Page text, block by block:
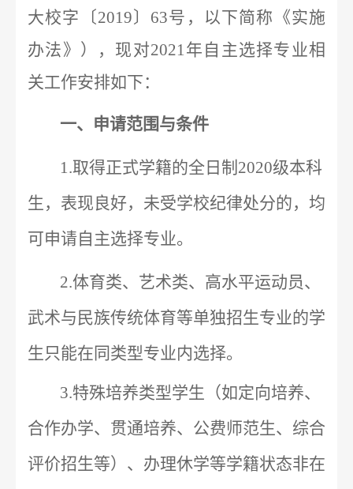
大校字
〔2019〕 63号，以下简称《实施
办法》）， 现对2021年自主选择专业相
关工作安排如下：
一、申请范围与条件
1.取得正式学籍的全日制 2020级本科
生，表现良好，未受学校纪律处分的，均
可申请自主选择专业。
2.体育类、艺术类、高水平运动员、
武术与民族传统体育等单独招生专业的学
生只能在同类型专业内选择。
3.特殊培养类型学生（如定向培养、
合作办学、贯通培养、公费师范生、综合
评价招生等）、办理休学等学籍状态非在